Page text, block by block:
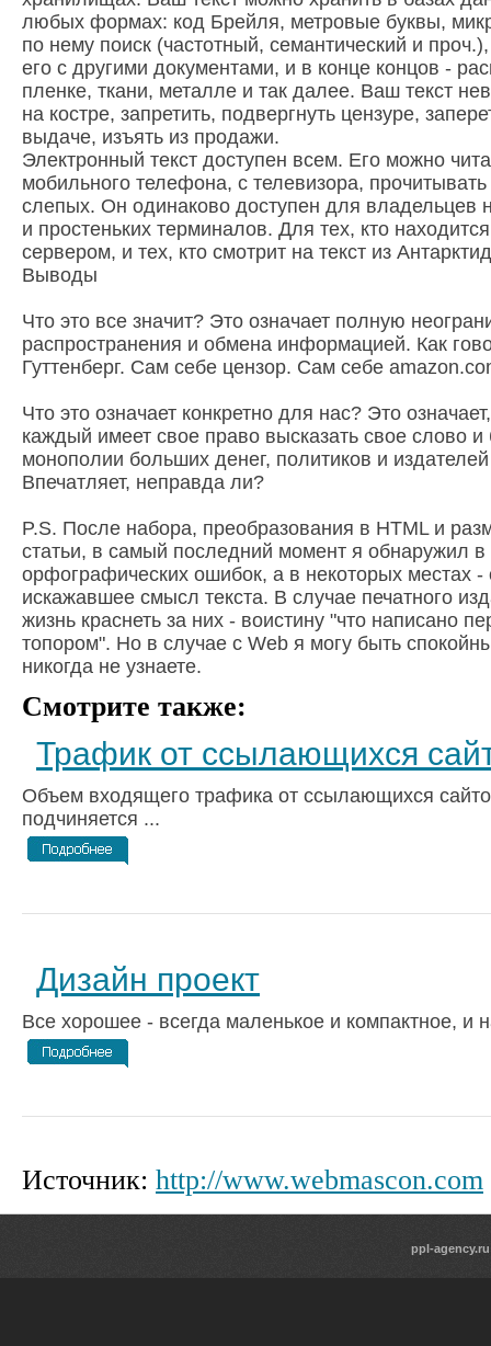
любых формах: код Брейля, метровые буквы,
по нему поиск (частотный, семантический и
его с другими документами, и в конце концов -
пленке, ткани, металле и так далее. Ваш текст
на костре, запретить, подвергнуть цензуре,
выдаче, изъять из продажи.
Электронный текст доступен всем. Его можно
мобильного телефона, с телевизора,
слепых. Он одинаково доступен для владельцев
и простеньких терминалов. Для тех, кто
сервером, и тех, кто смотрит на текст из
Выводы
Что это все значит? Это означает полную
распространения и обмена информацией. Как
Гуттенберг. Сам себе цензор. Сам себе
Что это означает конкретно для нас? Это
каждый имеет свое право высказать свое слово
монополии больших денег, политиков и
Впечатляет, неправда ли?
P.S. После набора, преобразования в HTML и
статьи, в самый последний момент я обнаружил в
орфографических ошибок, а в некоторых местах -
искажавшее смысл текста. В случае печатного
жизнь краснеть за них - воистину "что написано
топором". Но в случае с Web я могу быть
никогда не узнаете.
Смотрите также:
Трафик от ссылающихся
Объем входящего трафика от ссылающихся
подчиняется ...
Дизайн проект
Все хорошее - всегда маленькое и компактное, и
Источник: http://www.webmascon.com
ppl-